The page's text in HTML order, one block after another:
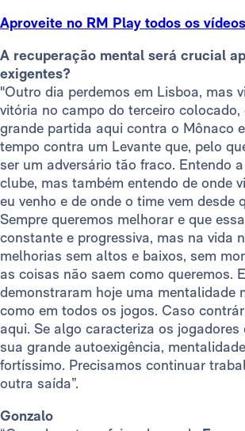
Aproveite no RM Play todos os
A recuperação mental será crucial
exigentes?
"Outro dia perdemos em Lisboa, mas
vitória no campo do terceiro colocado,
grande partida aqui contra o Mônaco
tempo contra um Levante que, pelo
ser um adversário tão fraco. Entendo
clube, mas também entendo de onde
eu venho e de onde o time vem desde
Sempre queremos melhorar e que
constante e progressiva, mas na vida
melhorias sem altos e baixos, sem
as coisas não saem como queremos.
demonstraram hoje uma mentalidade
como em todos os jogos. Caso
aqui. Se algo caracteriza os jogadores
sua grande autoexigência,
fortíssimo. Precisamos continuar
outra saída”.
Gonzalo